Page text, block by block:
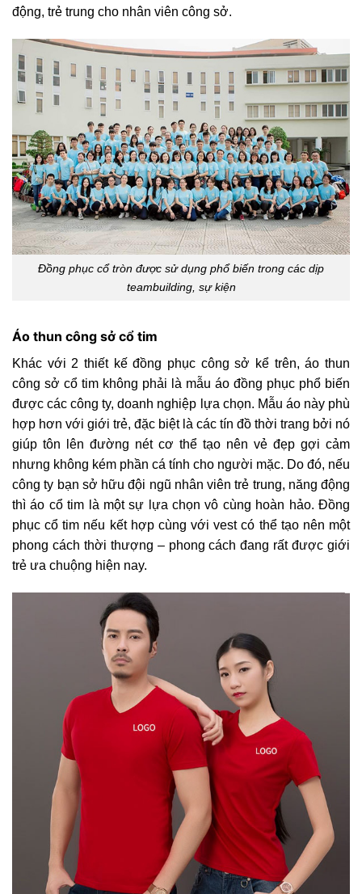
động, trẻ trung cho nhân viên công sở.
Đồng phục cổ tròn được sử dụng phổ biến trong các dịp
teambuilding, sự kiện
Áo thun công sở cổ tim
Khác với 2 thiết kế đồng phục công sở kể trên, áo thun
công sở cổ tim không phải là mẫu áo đồng phục phổ biến
được các công ty, doanh nghiệp lựa chọn. Mẫu áo này phù
hợp hơn với giới trẻ, đặc biệt là các tín đồ thời trang bởi nó
giúp tôn lên đường nét cơ thể tạo nên vẻ đẹp gợi cảm
nhưng không kém phần cá tính cho người mặc. Do đó, nếu
công ty bạn sở hữu đội ngũ nhân viên trẻ trung, năng động
thì áo cổ tim là một sự lựa chọn vô cùng hoàn hảo. Đồng
phục cổ tim nếu kết hợp cùng với vest có thể tạo nên một
phong cách thời thượng – phong cách đang rất được giới
trẻ ưa chuộng hiện nay.